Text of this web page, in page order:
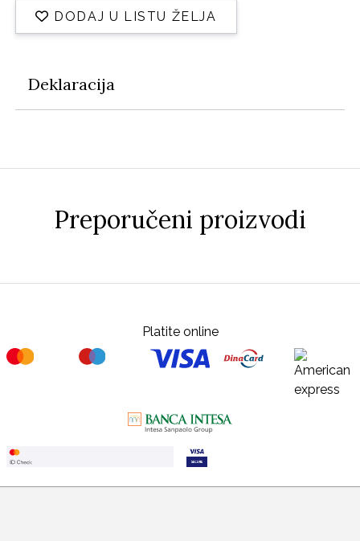
DODAJ U LISTU ŽELJA
Deklaracija
Preporučeni proizvodi
Platite online